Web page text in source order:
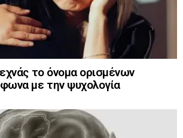
το όνομα ορισμένων
με την ψυχολογία